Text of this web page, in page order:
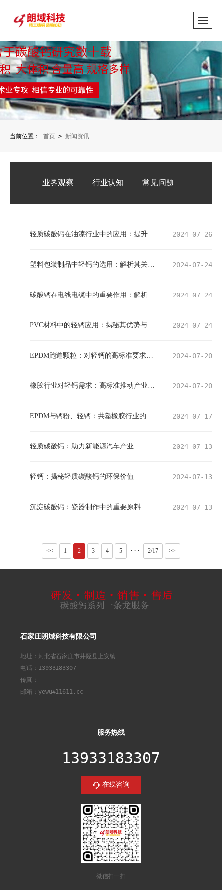
当前位置： 首页 > 新闻资讯
业界观察 行业认知 常见问题
2024-07-26
轻质碳酸钙在油漆行业中的应用：提升性能，引领绿色潮流
2024-07-24
塑料包装制品中轻钙的选用：解析其关键因素与实践建议
2024-07-24
碳酸钙在电线电缆中的重要作用：解析其影响与应用
2024-07-24
PVC材料中的轻钙应用：揭秘其优势与作用
2024-07-20
EPDM跑道颗粒：对轻钙的高标准要求促进产业发展
2024-07-20
橡胶行业对轻钙需求：高标准推动产业升级
2024-07-17
EPDM与钙粉、轻钙：共塑橡胶行业的绿色变革
2024-07-13
轻质碳酸钙：助力新能源汽车产业
2024-07-13
轻钙：揭秘轻质碳酸钙的环保价值
2024-07-13
沉淀碳酸钙：瓷器制作中的重要原料
<< 1 2 3 4 5 ··· 2/17 >>
石家庄朗域科技有限公司
地址：河北省石家庄市井陉县上安镇
电话：13933183307
传真：
邮箱：yewu#11611.cc
服务热线
13933183307
在线咨询
微信扫一扫